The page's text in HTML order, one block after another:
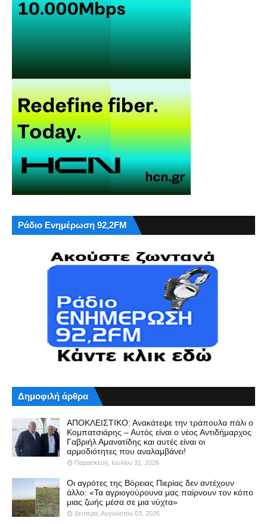
Ράδιο Ενημέρωση 92,2FM
Δημοφιλή άρθρα
ΑΠΟΚΛΕΙΣΤΙΚΟ: Ανακάτεψε την τράπουλα πάλι ο
Κομπατσιάρης – Αυτός είναι ο νέος Αντιδήμαρχος
Γαβριήλ Αμανατίδης και αυτές είναι οι
αρμοδιότητες που αναλαμβάνει!
Παρασκευή, Ιουλίου 31, 2026
Οι αγρότες της Βόρειας Πιερίας δεν αντέχουν
άλλο: «Τα αγριογούρουνα μας παίρνουν τον κόπο
μιας ζωής μέσα σε μια νύχτα»
Δευτέρα, Αυγούστου 03, 2026